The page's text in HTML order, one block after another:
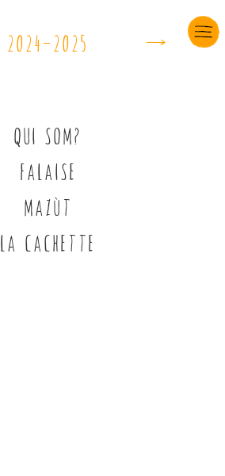
çùçéÖçùçê d
QUI SOM?
FALAISE
MAZÙT
LA CACHETTE